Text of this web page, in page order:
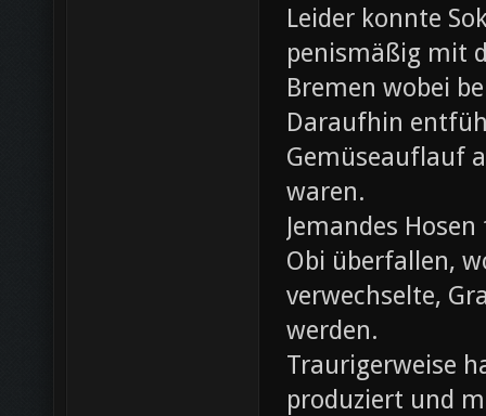
Leider konnte
penismäßig mit
Bremen wobei
Daraufhin
Gemüseauflauf
waren.
Jemandes
Obi überfallen,
verwechselte,
werden.
Traurigerweise
produziert und